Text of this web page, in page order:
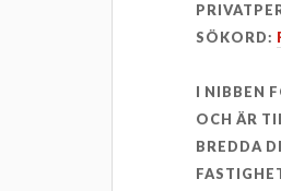
SÖKORD:
I NIBBEN
OCH ÄR
BREDDA